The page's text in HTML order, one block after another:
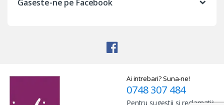
Gaseste-ne pe Facebook
Ai intrebari? Suna-ne!
0748 307 484
Pentru sugestii si reclamatii: